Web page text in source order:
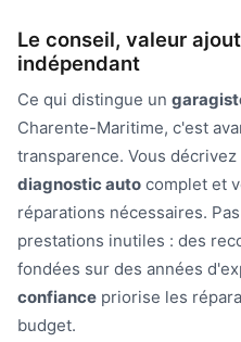
Le conseil, valeur
indépendant
Ce qui distingue un
Charente-Maritime, c'est
transparence. Vous
diagnostic auto complet et
réparations nécessaires.
prestations inutiles : des
fondées sur des années
confiance priorise les
budget.